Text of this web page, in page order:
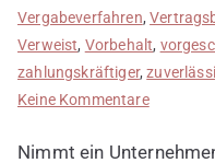
Vergabeverfahren,
Verweist, Vorbehalt,
zahlungskräftiger,
Keine Kommentarezu
2:
Nimmt ein